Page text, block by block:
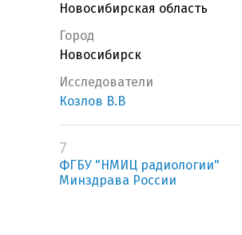
Новосибирская область
Город
Новосибирск
Исследователи
Козлов В.В
7
ФГБУ "НМИЦ радиологии"
Минздрава России